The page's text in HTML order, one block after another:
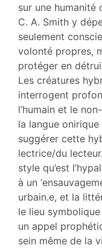
sur une humanité
C. A. Smith y
seulement
volonté propres,
protéger en
Les créatures
interrogent
l’humain et le
la langue
suggérer cette
lectrice/du
style qu’est
à un
urbain.e, et la
le lieu
un appel
sein même de la